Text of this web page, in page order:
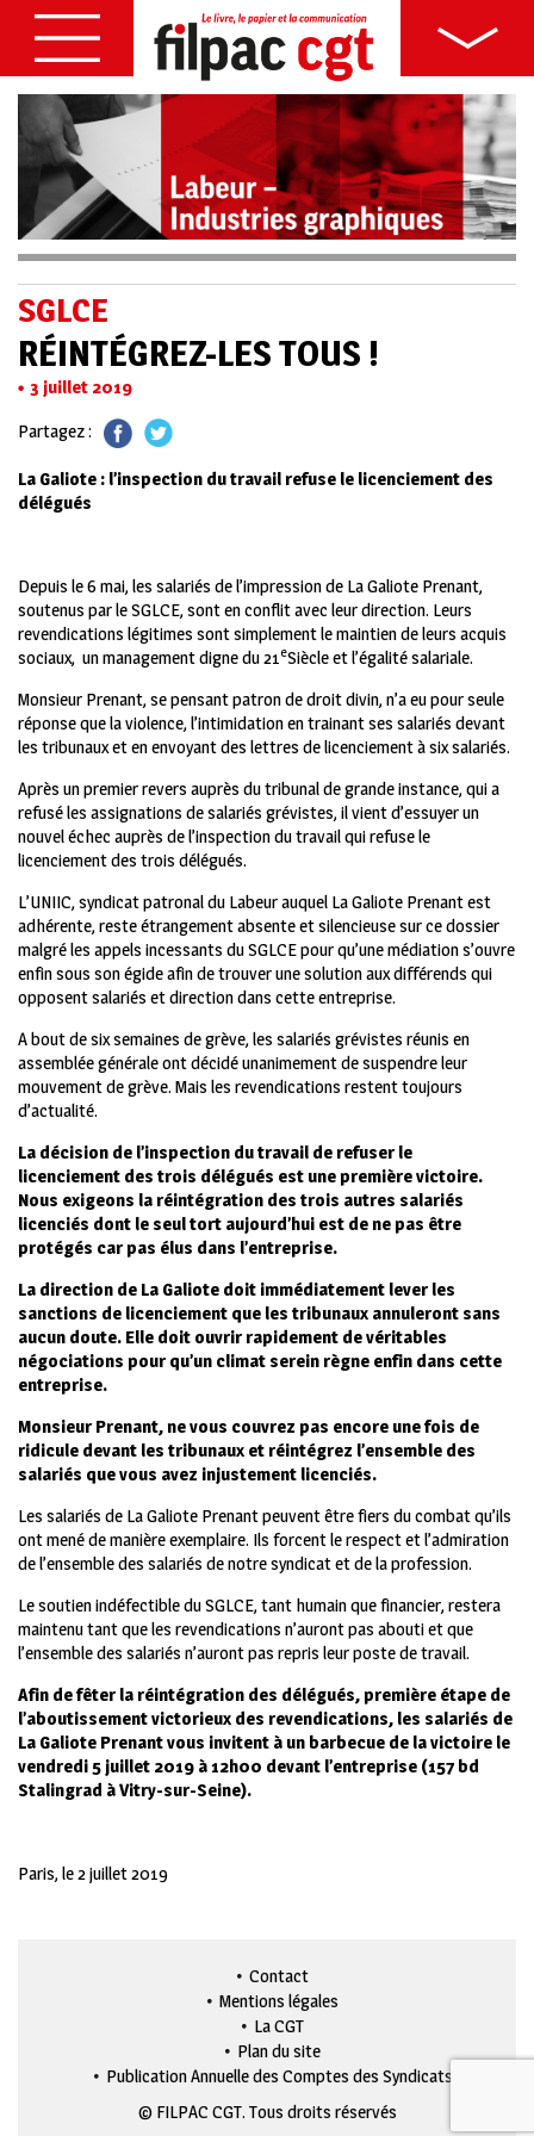
SGLCE
RÉINTÉGREZ-LES TOUS !
3 juillet 2019
Partagez :
La Galiote : l’inspection du travail refuse le licenciement des
délégués
Depuis le 6 mai, les salariés de l’impression de La Galiote Prenant,
soutenus par le SGLCE, sont en conflit avec leur direction. Leurs
revendications légitimes sont simplement le maintien de leurs acquis
sociaux, un management digne du 21eSiècle et l’égalité salariale.
Monsieur Prenant, se pensant patron de droit divin, n’a eu pour seule
réponse que la violence, l’intimidation en trainant ses salariés devant
les tribunaux et en envoyant des lettres de licenciement à six salariés.
Après un premier revers auprès du tribunal de grande instance, qui a
refusé les assignations de salariés grévistes, il vient d’essuyer un
nouvel échec auprès de l’inspection du travail qui refuse le
licenciement des trois délégués.
L’UNIIC, syndicat patronal du Labeur auquel La Galiote Prenant est
adhérente, reste étrangement absente et silencieuse sur ce dossier
malgré les appels incessants du SGLCE pour qu’une médiation s’ouvre
enfin sous son égide afin de trouver une solution aux différends qui
opposent salariés et direction dans cette entreprise.
A bout de six semaines de grève, les salariés grévistes réunis en
assemblée générale ont décidé unanimement de suspendre leur
mouvement de grève. Mais les revendications restent toujours
d’actualité.
La décision de l’inspection du travail de refuser le
licenciement des trois délégués est une première victoire.
Nous exigeons la réintégration des trois autres salariés
licenciés dont le seul tort aujourd’hui est de ne pas être
protégés car pas élus dans l’entreprise.
La direction de La Galiote doit immédiatement lever les
sanctions de licenciement que les tribunaux annuleront sans
aucun doute. Elle doit ouvrir rapidement de véritables
négociations pour qu’un climat serein règne enfin dans cette
entreprise.
Monsieur Prenant, ne vous couvrez pas encore une fois de
ridicule devant les tribunaux et réintégrez l’ensemble des
salariés que vous avez injustement licenciés.
Les salariés de La Galiote Prenant peuvent être fiers du combat qu’ils
ont mené de manière exemplaire. Ils forcent le respect et l’admiration
de l’ensemble des salariés de notre syndicat et de la profession.
Le soutien indéfectible du SGLCE, tant humain que financier, restera
maintenu tant que les revendications n’auront pas abouti et que
l’ensemble des salariés n’auront pas repris leur poste de travail.
Afin de fêter la réintégration des délégués, première étape de
l’aboutissement victorieux des revendications, les salariés de
La Galiote Prenant vous invitent à un barbecue de la victoire le
vendredi 5 juillet 2019 à 12h00 devant l’entreprise (157 bd
Stalingrad à Vitry-sur-Seine).
Paris, le 2 juillet 2019
Contact
Mentions légales
La CGT
Plan du site
Publication Annuelle des Comptes des Syndicats
© FILPAC CGT. Tous droits réservés